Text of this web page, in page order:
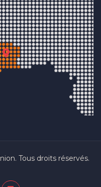
Tous droits réservés.